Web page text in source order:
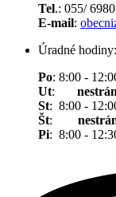
Tel.: 055/
E-mail:
Úradné hodiny:
Po: 8:00 -
Ut:
St: 8:00 -
Št:
Pi: 8:00 -